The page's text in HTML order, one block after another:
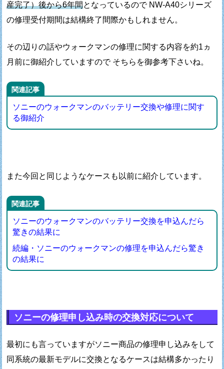
産完了）後から6年間となっているので NW-A40シリーズ
の修理受付期間は結構終了間際かもしれません。
その辺りの話やウォークマンの修理に関する内容を約1ヵ
月前に御紹介していますので そちらを御参考下さいね。
関連記事
ソニーのウォークマンのバッテリー交換や修理に関す
る御紹介
また今回と同じようなケースも以前に紹介しています。
関連記事
ソニーのウォークマンのバッテリー交換を申込んだら
驚きの結果に
続編・ソニーのウォークマンの修理を申込んだら驚き
の結果に
ソニーの修理申し込み時の交換対応について
最初にも言っていますがソニー商品の修理申し込みをして
同系統の最新モデルに交換となるケースは結構多かったり